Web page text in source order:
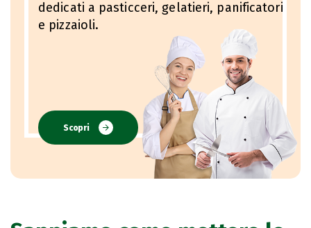
dedicati a pasticceri, gelatieri, panificatori
e pizzaioli.
Scopri